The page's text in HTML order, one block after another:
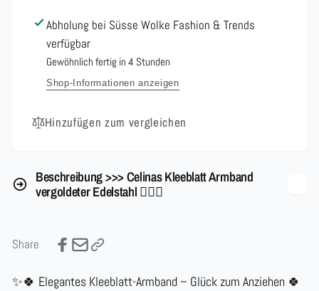
💋
Abholung bei Süsse Wolke Fashion & Trends
verfügbar
Gewöhnlich fertig in 4 Stunden
Shop-Informationen anzeigen
Hinzufügen zum vergleichen
Beschreibung >>> Celinas Kleeblatt Armband
vergoldeter Edelstahl ❤️‍🔥💋
Share
✨🍀 Elegantes Kleeblatt-Armband – Glück zum Anziehen 🍀